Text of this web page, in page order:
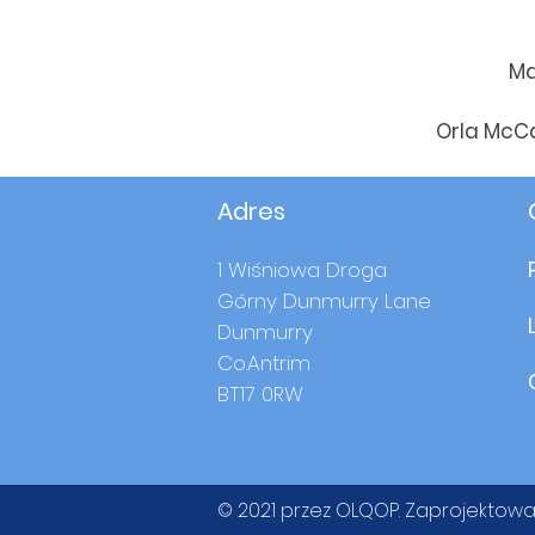
Orla
Adres
1 Wiśniowa Droga
Górny Dunmurry Lane
Dunmurry
Co.Antrim
BT17 0RW
© 2021 przez OLQOP.